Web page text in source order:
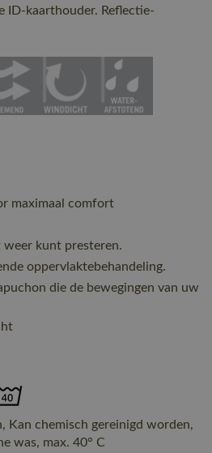
ID-kaarthouder. Reflectie-
maximaal comfort
kunt presteren.
oppervlaktebehandeling.
die de bewegingen van uw
Kan chemisch gereinigd worden,
was, max. 40° C